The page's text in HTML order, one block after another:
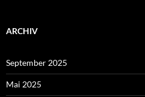
ARCHIV
September 2025
Mai 2025